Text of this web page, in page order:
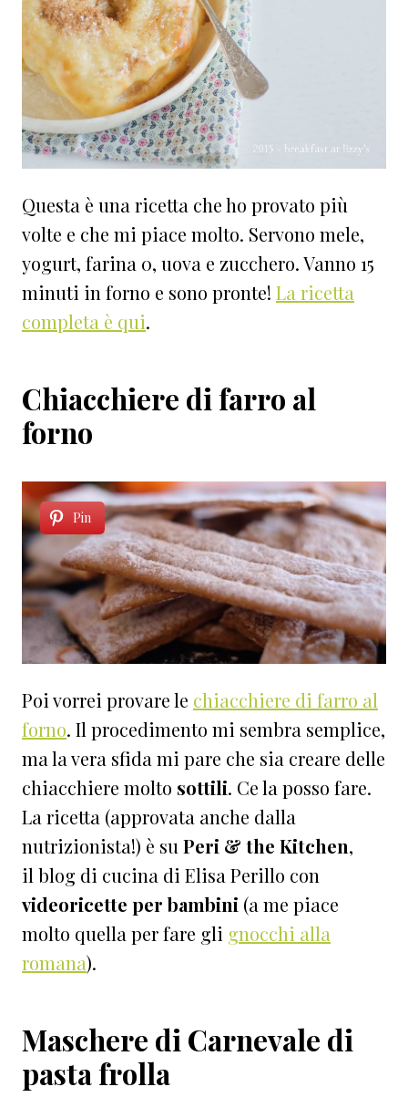
Questa è una ricetta che ho provato più
volte e che mi piace molto. Servono mele,
yogurt, farina 0, uova e zucchero. Vanno 15
minuti in forno e sono pronte! La ricetta
completa è qui.
Chiacchiere di farro al
forno
Pin
Poi vorrei provare le chiacchiere di farro al
forno. Il procedimento mi sembra semplice,
ma la vera sfida mi pare che sia creare delle
chiacchiere molto sottili. Ce la posso fare.
La ricetta (approvata anche dalla
nutrizionista!) è su Peri & the Kitchen,
il blog di cucina di Elisa Perillo con
videoricette per bambini (a me piace
molto quella per fare gli gnocchi alla
romana).
Maschere di Carnevale di
pasta frolla